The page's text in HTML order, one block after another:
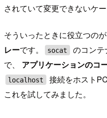
されていて変更できないケー
そういったときに役立つのが
レーです。 socat
のコンテ
で、 アプリケーションのコ
localhost
接続をホスト
これを試してみました。